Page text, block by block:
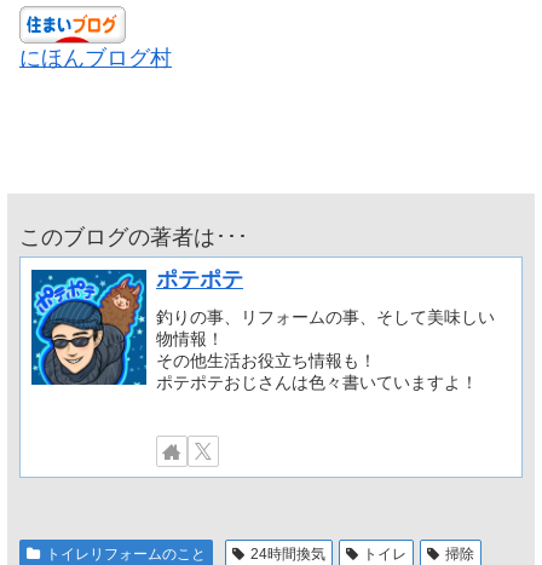
にほんブログ村
このブログの著者は･･･
ポテポテ
釣りの事、リフォームの事、そして美味しい
物情報！
その他生活お役立ち情報も！
ポテポテおじさんは色々書いていますよ！
トイレリフォームのこと 24時間換気 トイレ 掃除